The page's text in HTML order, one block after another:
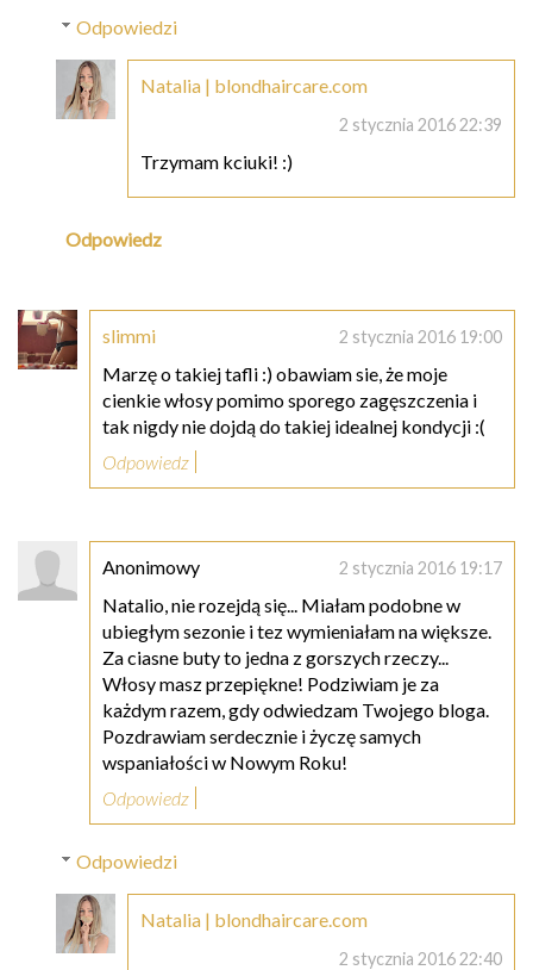
Odpowiedzi
Natalia | blondhaircare.com
2 stycznia 2016 22:39
Trzymam kciuki! :)
Odpowiedz
slimmi 2 stycznia 2016 19:00
Marzę o takiej tafli :) obawiam sie, że moje
cienkie włosy pomimo sporego zagęszczenia i
tak nigdy nie dojdą do takiej idealnej kondycji :(
Odpowiedz
Anonimowy 2 stycznia 2016 19:17
Natalio, nie rozejdą się... Miałam podobne w
ubiegłym sezonie i tez wymieniałam na większe.
Za ciasne buty to jedna z gorszych rzeczy...
Włosy masz przepiękne! Podziwiam je za
każdym razem, gdy odwiedzam Twojego bloga.
Pozdrawiam serdecznie i życzę samych
wspaniałości w Nowym Roku!
Odpowiedz
Odpowiedzi
Natalia | blondhaircare.com
2 stycznia 2016 22:40